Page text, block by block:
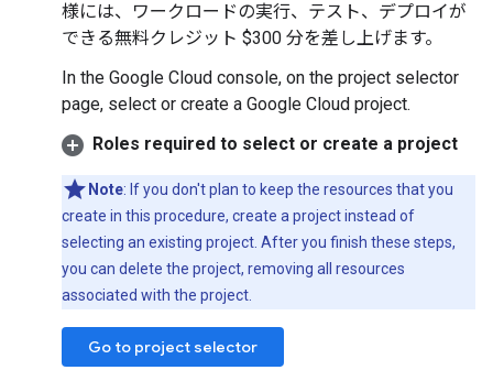
様には、ワークロードの実行、テスト、デプロイが
できる無料クレジット $300 分を差し上げます。
In the Google Cloud console, on the project selector
page, select or create a Google Cloud project.
Roles required to select or create a project
Note: If you don't plan to keep the resources that you
create in this procedure, create a project instead of
selecting an existing project. After you finish these steps,
you can delete the project, removing all resources
associated with the project.
Go to project selector